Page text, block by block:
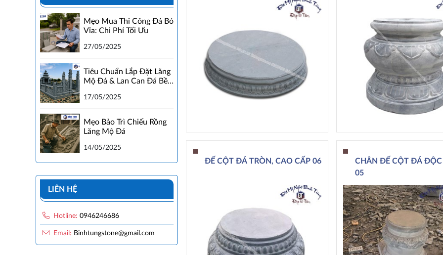
ĐẾ CỘT ĐÁ TRÒN, CAO CẤP 06
CHÂN ĐẾ CỘT ĐÁ
05
Mẹo Mua Thi Công Đá Bó
Vỉa: Chi Phí Tối Ưu
27/05/2025
Tiêu Chuẩn Lắp Đặt Lăng
Mộ Đá & Lan Can Đá Bền
17/05/2025
Mẹo Bảo Trì Chiếu Rồng
Lăng Mộ Đá
14/05/2025
LIÊN HỆ
Hotline: 0946246686
Email: Binhtungstone@gmail.com